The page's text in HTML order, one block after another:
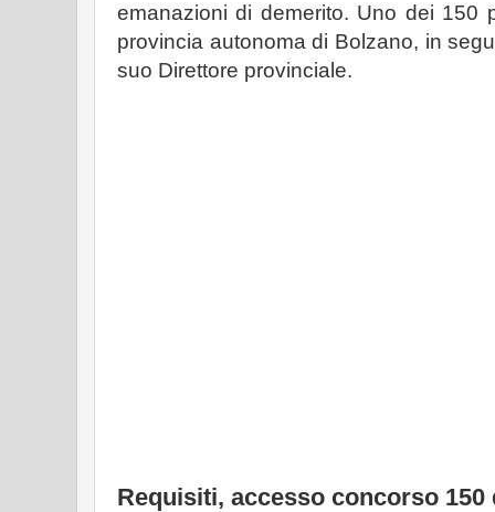
emanazioni di demerito. Uno dei 150
provincia autonoma di Bolzano, in
suo Direttore provinciale.
Requisiti, accesso concorso 150